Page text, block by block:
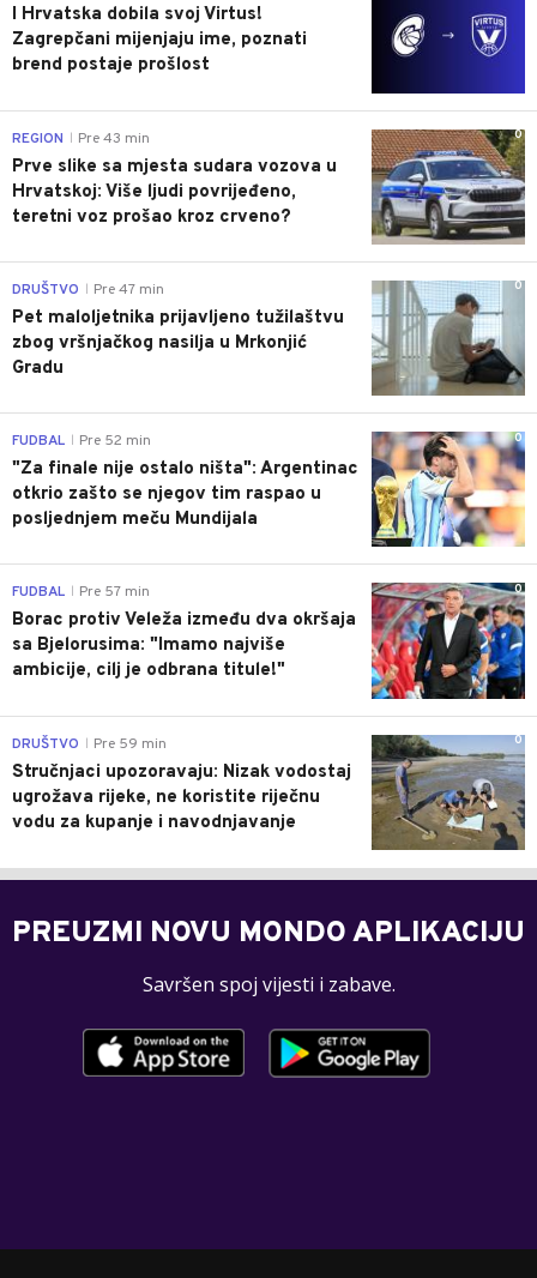
I Hrvatska dobila svoj Virtus!
Zagrepčani mijenjaju ime, poznati
brend postaje prošlost
0
REGION Pre 43 min
Prve slike sa mjesta sudara vozova u
Hrvatskoj: Više ljudi povrijeđeno,
teretni voz prošao kroz crveno?
0
DRUŠTVO Pre 47 min
Pet maloljetnika prijavljeno tužilaštvu
zbog vršnjačkog nasilja u Mrkonjić
Gradu
0
FUDBAL Pre 52 min
"Za finale nije ostalo ništa": Argentinac
otkrio zašto se njegov tim raspao u
posljednjem meču Mundijala
0
FUDBAL Pre 57 min
Borac protiv Veleža između dva okršaja
sa Bjelorusima: "Imamo najviše
ambicije, cilj je odbrana titule!"
0
DRUŠTVO Pre 59 min
Stručnjaci upozoravaju: Nizak vodostaj
ugrožava rijeke, ne koristite riječnu
vodu za kupanje i navodnjavanje
PREUZMI NOVU MONDO APLIKACIJU
Savršen spoj vijesti i zabave.